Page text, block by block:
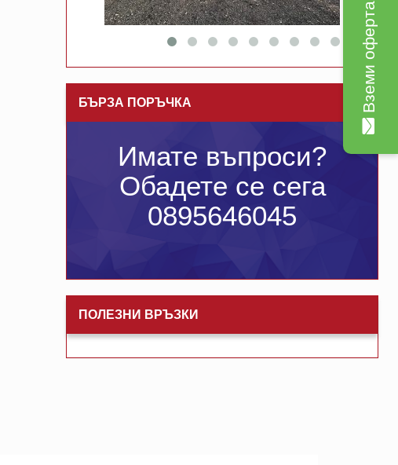
БЪРЗА ПОРЪЧКА
Имате въпроси?
Обадете се сега
0895646045
ПОЛЕЗНИ ВРЪЗКИ
Вземи оферта